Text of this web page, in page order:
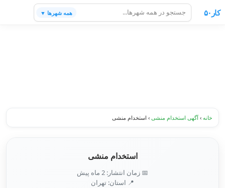
کار۵۰ همه شهرها ▼
خانه ›آگهی استخدام منشی › استخدام منشی
استخدام منشی
📅 زمان انتشار: 2 ماه پیش
📍 استان: تهران